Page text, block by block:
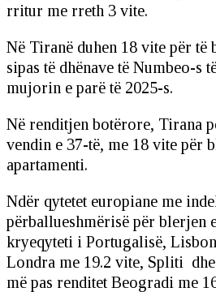
rritur me rreth 3 vite.
Në Tiranë duhen 18 vite për të
sipas të dhënave të Numbeo-s
mujorin e parë të 2025-s.
Në renditjen botërore, Tirana
vendin e 37-të, me 18 vite për
apartamenti.
Ndër qytetet europiane me
përballueshmërisë për blerjen
kryeqyteti i Portugalisë,
Londra me 19.2 vite, Spliti
më pas renditet Beogradi me